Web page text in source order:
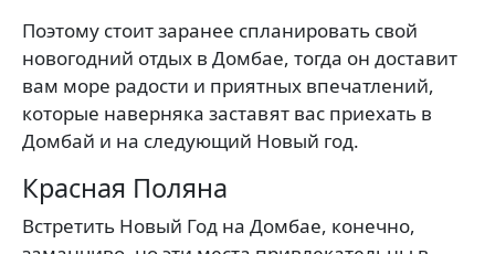
Поэтому стоит заранее спланировать свой
новогодний отдых в Домбае, тогда он доставит
вам море радости и приятных впечатлений,
которые наверняка заставят вас приехать в
Домбай и на следующий Новый год.
Красная Поляна
Встретить Новый Год на Домбае, конечно,